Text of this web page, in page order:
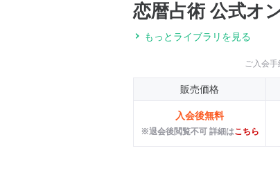
恋暦占術 公式オ
もっとライブラリを見る
ご入会手
販売価格
入会後無料
※退会後閲覧不可 詳細はこちら